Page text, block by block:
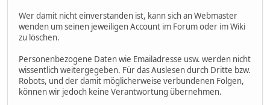
Wer damit nicht einverstanden ist, kann sich an Webmaster
wenden um seinen jeweiligen Account im Forum oder im Wiki
zu löschen.
Personenbezogene Daten wie Emailadresse usw. werden nicht
wissentlich weitergegeben. Für das Auslesen durch Dritte bzw.
Robots, und der damit möglicherweise verbundenen Folgen,
können wir jedoch keine Verantwortung übernehmen.